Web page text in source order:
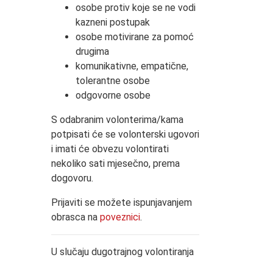
osobe protiv koje se ne vodi
kazneni postupak
osobe motivirane za pomoć
drugima
komunikativne, empatične,
tolerantne osobe
odgovorne osobe
S odabranim volonterima/kama
potpisati će se volonterski ugovori
i imati će obvezu volontirati
nekoliko sati mjesečno, prema
dogovoru.
Prijaviti se možete ispunjavanjem
obrasca na poveznici.
U slučaju dugotrajnog volontiranja